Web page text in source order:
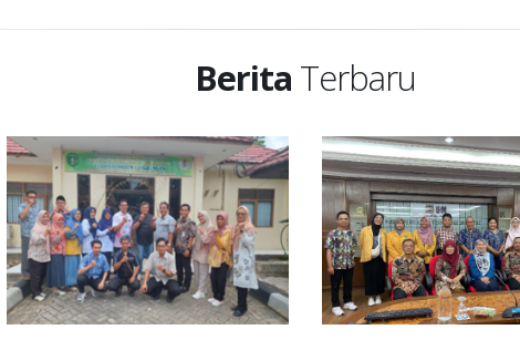
Berita Terbaru